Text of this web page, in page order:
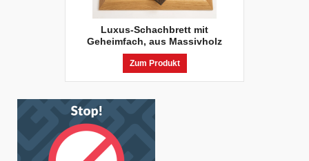
Luxus-Schachbrett mit
Geheimfach, aus Massivholz
Zum Produkt